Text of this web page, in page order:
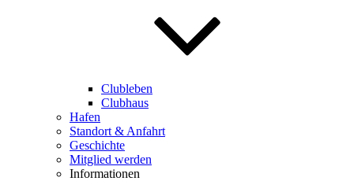
Clubleben
Clubhaus
Hafen
Standort & Anfahrt
Geschichte
Mitglied werden
Informationen